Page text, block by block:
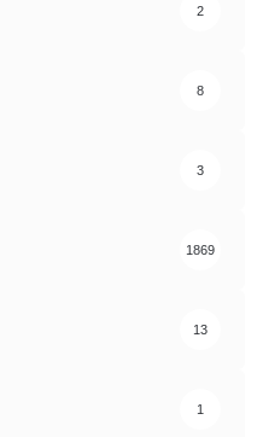
2
8
3
1869
13
1